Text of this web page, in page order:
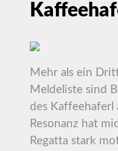
Mehr als ein
Meldeliste sind
des Kaffeehaferl
Resonanz hat
Regatta stark